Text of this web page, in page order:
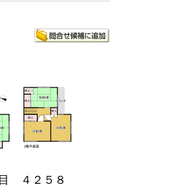
４２５８